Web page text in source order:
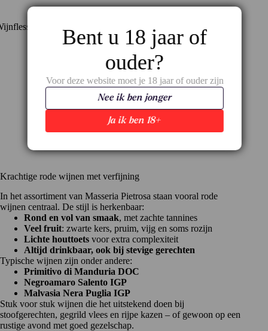
Krachtige rode wijnen met verfijning
In het assortiment van Masseria Pietrosa staan vooral rode
wijnen centraal. De stijl is herkenbaar:
Rond en vol van smaak, met zachte tannines
Veel fruit: zwarte kers, pruim, vijg en soms rozijn
Lichte houttoets voor extra complexiteit
Altijd drinkbaar, ook bij stevige gerechten
Typische wijnen zijn onder andere:
Primitivo di Manduria DOC
Negroamaro Salento IGP
Malvasia Nera Puglia IGP
Stuk voor stuk wijnen die het uitstekend doen bij
stoofgerechten, gegrild vlees en rijpe kazen – of gewoon op een
rustige avond met goed gezelschap.
Bent u 18 jaar of
ouder?
Voor deze website moet je 18 jaar of ouder zijn
Ja ik ben 18+
Nee ik ben jonger